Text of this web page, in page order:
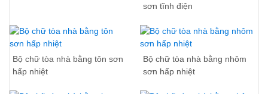
sơn tĩnh điện
Bộ chữ tòa nhà bằng tôn sơn
hấp nhiệt
Bộ chữ tòa nhà bằng nhôm
sơn hấp nhiệt